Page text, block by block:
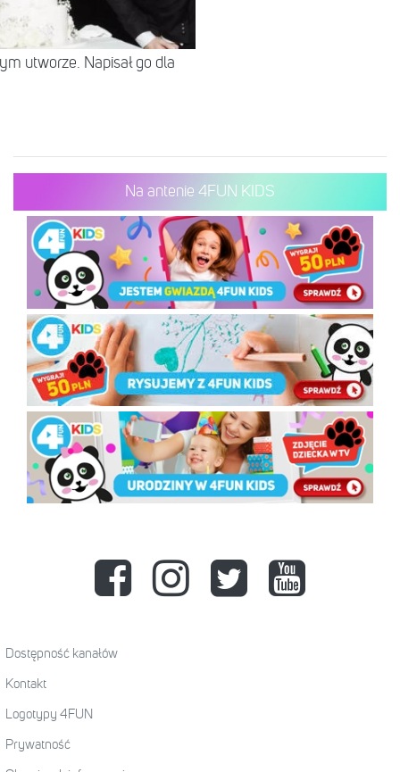
utworze. Napisał go dla
Na antenie 4FUN KIDS
Dostępność kanałów
Kontakt
Logotypy 4FUN
Prywatność